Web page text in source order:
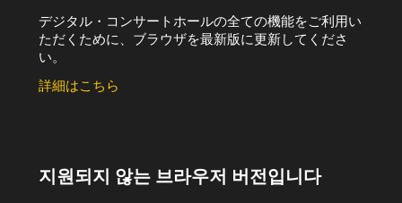
デジタル・コンサートホールの全ての機能をご利用い
ただくために、ブラウザを最新版に更新してくださ
い。
詳細はこちら
지원되지 않는 브라우저 버전입니다